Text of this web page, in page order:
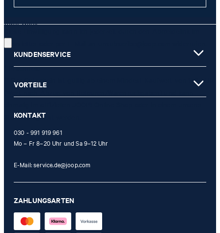
* Pflichtfeld
** Der Gutschein ist gültig ab einem Mindest-Kaufwert von 150 EUR
Stores eingelöst werden.
Gute Wahl!
KUNDENSERVICE
VORTEILE
KONTAKT
030 - 991 919 961
Mo – Fr 8–20 Uhr und Sa 9–12 Uhr
E-Mail:service.de@joop.com
ZAHLUNGSARTEN